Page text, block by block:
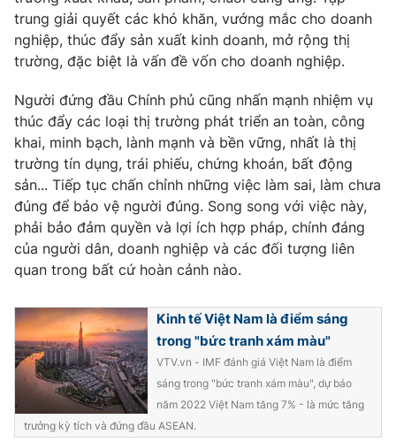
trung giải quyết các khó khăn, vướng mắc cho doanh
nghiệp, thúc đẩy sản xuất kinh doanh, mở rộng thị
trường, đặc biệt là vấn đề vốn cho doanh nghiệp.
Người đứng đầu Chính phủ cũng nhấn mạnh nhiệm vụ
thúc đẩy các loại thị trường phát triển an toàn, công
khai, minh bạch, lành mạnh và bền vững, nhất là thị
trường tín dụng, trái phiếu, chứng khoán, bất động
sản... Tiếp tục chấn chỉnh những việc làm sai, làm chưa
đúng để bảo vệ người đúng. Song song với việc này,
phải bảo đảm quyền và lợi ích hợp pháp, chính đáng
của người dân, doanh nghiệp và các đối tượng liên
quan trong bất cứ hoàn cảnh nào.
Kinh tế Việt Nam là điểm sáng
trong "bức tranh xám màu"
VTV.vn - IMF đánh giá Việt Nam là điểm
sáng trong "bức tranh xám màu", dự báo
năm 2022 Việt Nam tăng 7% - là mức tăng
trưởng kỳ tích và đứng đầu ASEAN.